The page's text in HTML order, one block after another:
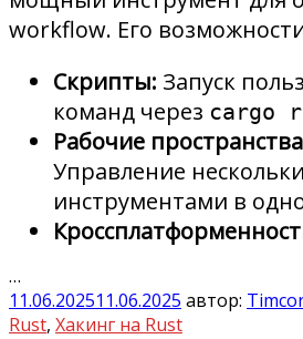
workflow. Его
Скрипты: Запуск
команд через cargo
Рабочие
Управление
инструментами в
…
11.06.202511.06.2025 автор:
Rust, Хакинг на Rust